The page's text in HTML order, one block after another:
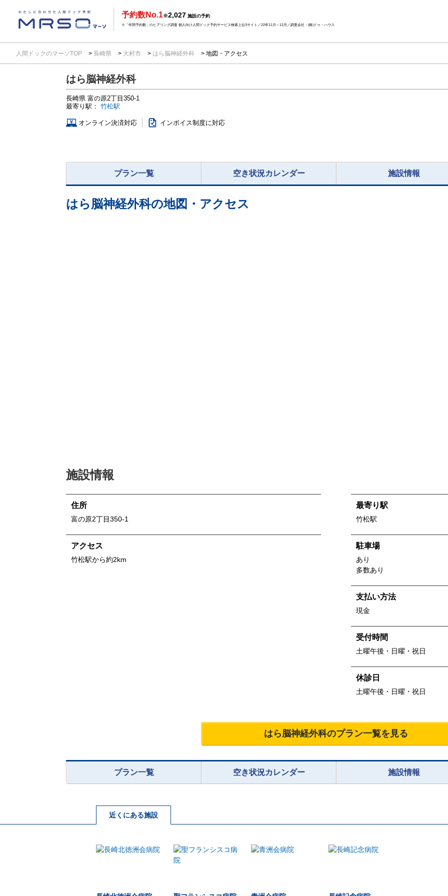
予約数No.1※2,027 施設の予約
※「年間予約数」のヒアリング調査 個人向け人間ドック予約サービス検索上位3サイト／22年11月～12月／調査会社：(株)ドゥ・ハウス
人間ドックのマーソTOP 長崎県 大村市 はら脳神経外科 地図・アクセス
はら脳神経外科
長崎県 富の原2丁目350-1
最寄り駅： 竹松駅
オンライン決済対応 インボイス制度に対応
プラン一覧 空き状況カレンダー 施設情報
はら脳神経外科の地図・アクセス
施設情報
住所
富の原2丁目350-1
アクセス
竹松駅から約2km
最寄り駅
竹松駅
駐車場
あり
多数あり
支払い方法
現金
受付時間
土曜午後・日曜・祝日
休診日
土曜午後・日曜・祝日
はら脳神経外科のプラン一覧を見る
プラン一覧 空き状況カレンダー 施設情報
近くにある施設